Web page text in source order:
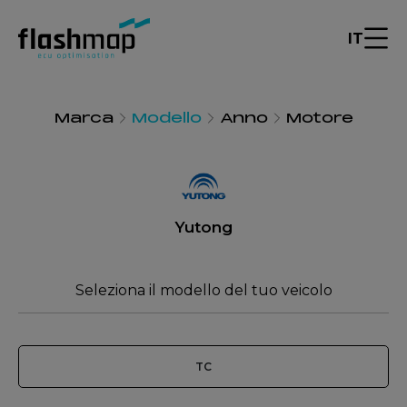
IT
Marca Modello Anno Motore
Yutong
Seleziona il modello del tuo veicolo
TC